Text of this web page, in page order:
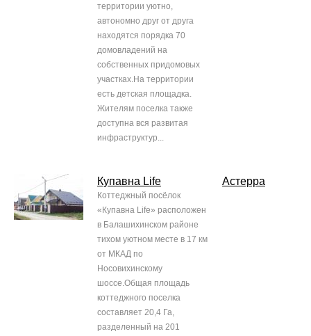
территории уютно,
автономно друг от друга
находятся порядка 70
домовладений на
собственных придомовых
участках.На территории
есть детская площадка.
Жителям поселка также
доступна вся развитая
инфраструктур...
Купавна Life
Коттеджный посёлок
«Купавна Life» расположен
в Балашихинском районе
тихом уютном месте в 17 км
от МКАД по
Носовихинскому
шоссе.Общая площадь
коттеджного поселка
составляет 20,4 Га,
разделенный на 201
Астерра